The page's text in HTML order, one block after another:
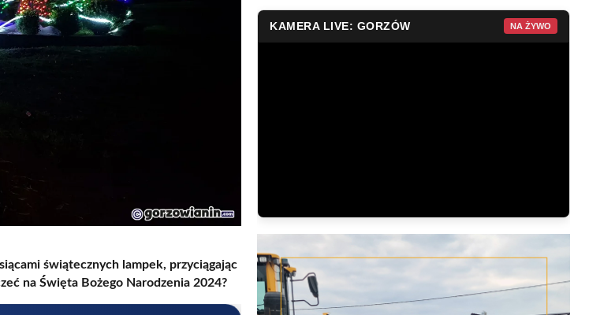
świątecznych lampek, przyciągając
na Święta Bożego Narodzenia 2024?
KAMERA LIVE: GORZÓW NA ŻYWO